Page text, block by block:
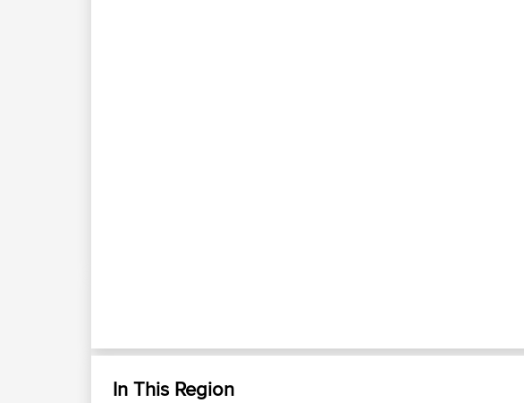
In This Region